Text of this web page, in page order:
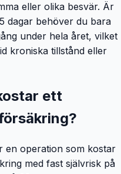
eller olika besvär. Är
dagar behöver du bara
under hela året, vilket
kroniska tillstånd eller
ett
en operation som kostar
med fast självrisk på